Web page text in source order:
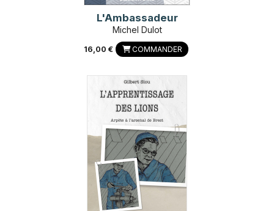
L'Ambassadeur
Michel Dulot
16,00 € COMMANDER